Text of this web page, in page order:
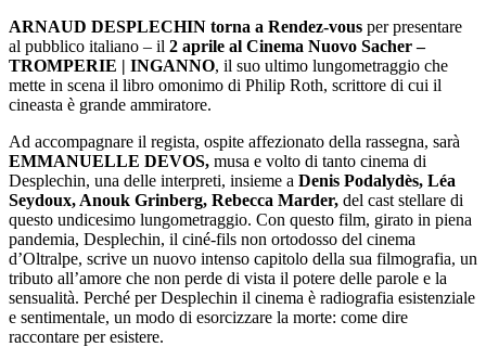
ARNAUD DESPLECHIN torna a Rendez-vous per presentare
al pubblico italiano – il 2 aprile al Cinema Nuovo Sacher –
TROMPERIE | INGANNO, il suo ultimo lungometraggio che
mette in scena il libro omonimo di Philip Roth, scrittore di cui il
cineasta è grande ammiratore.
Ad accompagnare il regista, ospite affezionato della rassegna, sarà
EMMANUELLE DEVOS, musa e volto di tanto cinema di
Desplechin, una delle interpreti, insieme a Denis Podalydès, Léa
Seydoux, Anouk Grinberg, Rebecca Marder, del cast stellare di
questo undicesimo lungometraggio. Con questo film, girato in piena
pandemia, Desplechin, il ciné-fils non ortodosso del cinema
d’Oltralpe, scrive un nuovo intenso capitolo della sua filmografia, un
tributo all’amore che non perde di vista il potere delle parole e la
sensualità. Perché per Desplechin il cinema è radiografia esistenziale
e sentimentale, un modo di esorcizzare la morte: come dire
raccontare per esistere.